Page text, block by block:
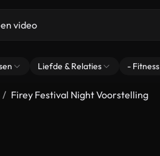
Liefde & Relaties - Fitness
Firey Festival Night Voorstelling